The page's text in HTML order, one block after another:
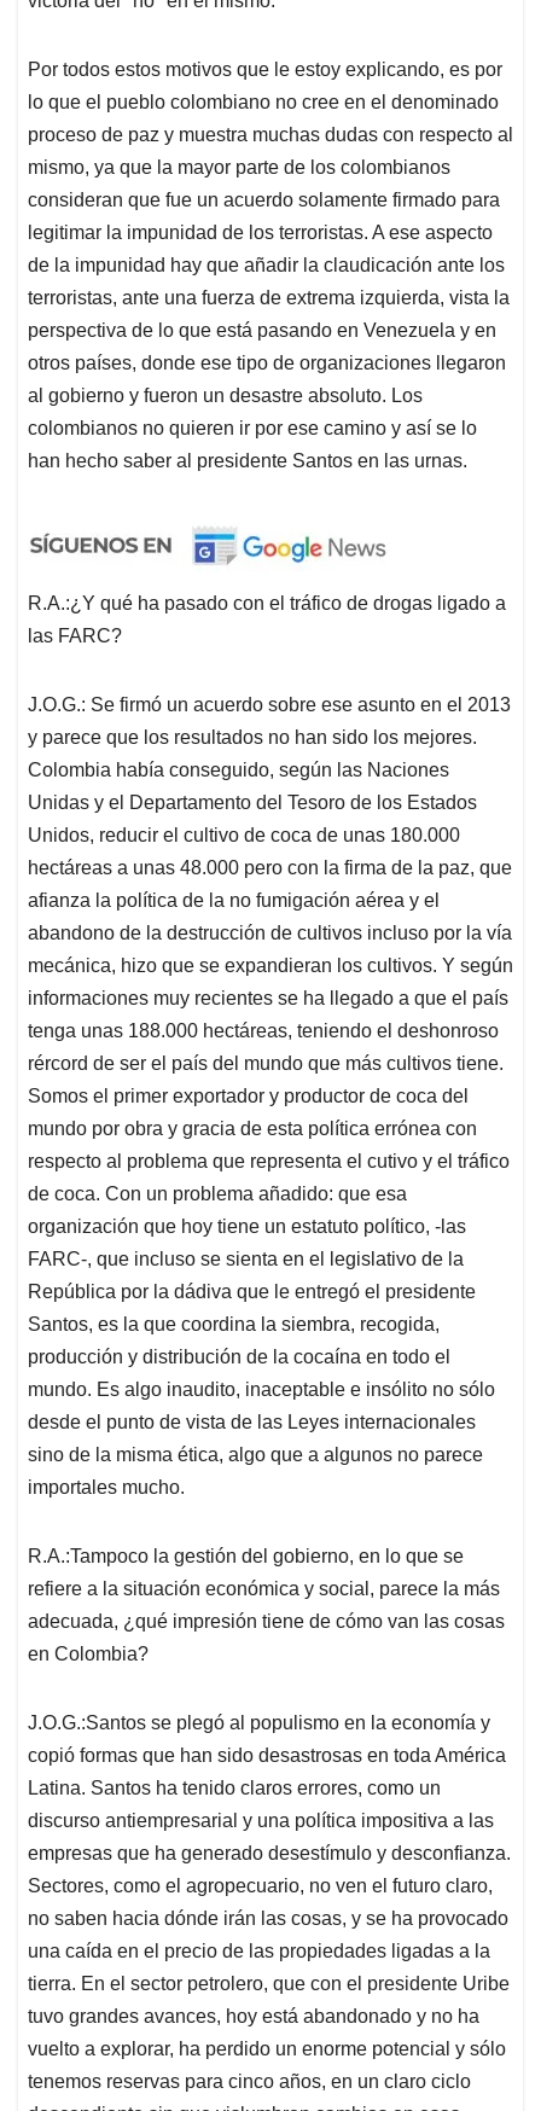
Por todos estos motivos que le estoy explicando, es por
lo que el pueblo colombiano no cree en el denominado
proceso de paz y muestra muchas dudas con respecto al
mismo, ya que la mayor parte de los colombianos
consideran que fue un acuerdo solamente firmado para
legitimar la impunidad de los terroristas. A ese aspecto
de la impunidad hay que añadir la claudicación ante los
terroristas, ante una fuerza de extrema izquierda, vista la
perspectiva de lo que está pasando en Venezuela y en
otros países, donde ese tipo de organizaciones llegaron
al gobierno y fueron un desastre absoluto. Los
colombianos no quieren ir por ese camino y así se lo
han hecho saber al presidente Santos en las urnas.
R.A.:¿Y qué ha pasado con el tráfico de drogas ligado a
las FARC?
J.O.G.: Se firmó un acuerdo sobre ese asunto en el 2013
y parece que los resultados no han sido los mejores.
Colombia había conseguido, según las Naciones
Unidas y el Departamento del Tesoro de los Estados
Unidos, reducir el cultivo de coca de unas 180.000
hectáreas a unas 48.000 pero con la firma de la paz, que
afianza la política de la no fumigación aérea y el
abandono de la destrucción de cultivos incluso por la vía
mecánica, hizo que se expandieran los cultivos. Y según
informaciones muy recientes se ha llegado a que el país
tenga unas 188.000 hectáreas, teniendo el deshonroso
rércord de ser el país del mundo que más cultivos tiene.
Somos el primer exportador y productor de coca del
mundo por obra y gracia de esta política errónea con
respecto al problema que representa el cutivo y el tráfico
de coca. Con un problema añadido: que esa
organización que hoy tiene un estatuto político, -las
FARC-, que incluso se sienta en el legislativo de la
República por la dádiva que le entregó el presidente
Santos, es la que coordina la siembra, recogida,
producción y distribución de la cocaína en todo el
mundo. Es algo inaudito, inaceptable e insólito no sólo
desde el punto de vista de las Leyes internacionales
sino de la misma ética, algo que a algunos no parece
importales mucho.
R.A.:Tampoco la gestión del gobierno, en lo que se
refiere a la situación económica y social, parece la más
adecuada, ¿qué impresión tiene de cómo van las cosas
en Colombia?
J.O.G.:Santos se plegó al populismo en la economía y
copió formas que han sido desastrosas en toda América
Latina. Santos ha tenido claros errores, como un
discurso antiempresarial y una política impositiva a las
empresas que ha generado desestímulo y desconfianza.
Sectores, como el agropecuario, no ven el futuro claro,
no saben hacia dónde irán las cosas, y se ha provocado
una caída en el precio de las propiedades ligadas a la
tierra. En el sector petrolero, que con el presidente Uribe
tuvo grandes avances, hoy está abandonado y no ha
vuelto a explorar, ha perdido un enorme potencial y sólo
tenemos reservas para cinco años, en un claro ciclo